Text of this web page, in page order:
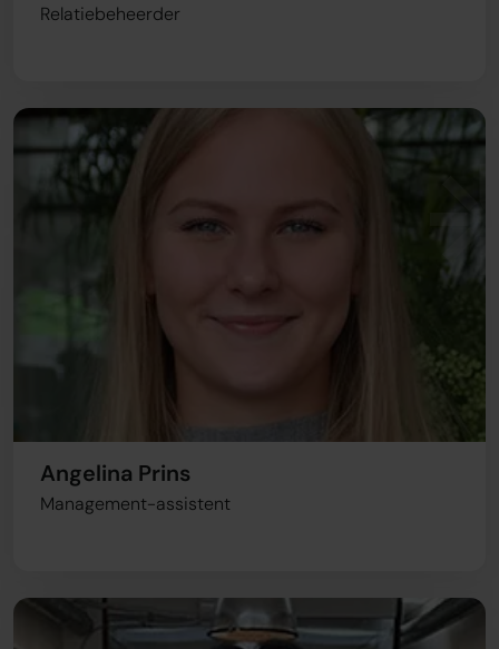
Relatiebeheerder
Angelina Prins
Management-assistent